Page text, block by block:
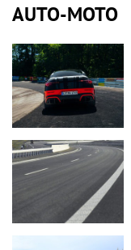
AUTO-MOTO